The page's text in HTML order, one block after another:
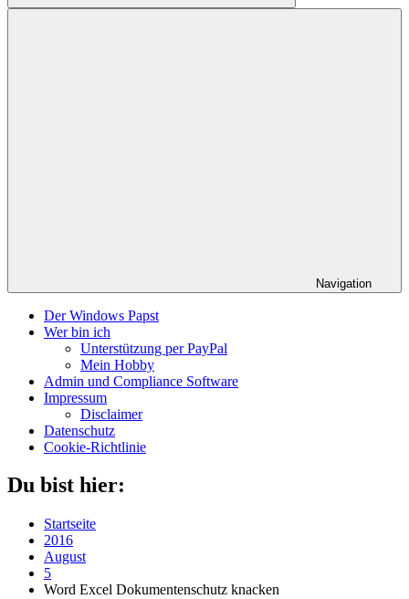
Suchen
Navigation
Der Windows Papst
Wer bin ich
Unterstützung per PayPal
Mein Hobby
Admin und Compliance Software
Impressum
Disclaimer
Datenschutz
Cookie-Richtlinie
Du bist hier:
Startseite
2016
August
5
Word Excel Dokumentenschutz knacken